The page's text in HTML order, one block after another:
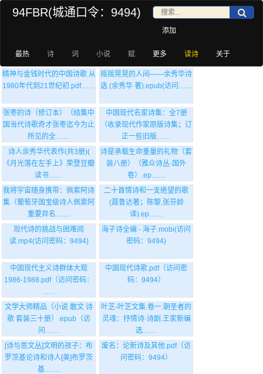
94FBR(城通口令：9494)
添加
最热 诗 词 小说 赋 更多 读诗 关于
精神与金钱时代的中国诗歌 从
1980年代到21世纪初.pdf……
摇摇晃晃的人间——余秀华诗
选 (余秀华 著).epub(访问……
张枣的诗（修订本）（结集中
国当代诗歌奇才张枣迄今为止
所见的全……
中国现代名家诗集：全7册
（收录现代作家原版诗集；订
正一些旧版……
诗人余秀华代表作(共3册)(
《月光落在左手上》荣登豆瓣
读书……
诗是承载生命重量的礼物（套
装八册）（雅众诗丛·国外
卷）.ep……
我将宇宙随身携带：佩索阿诗
集（葡萄牙国宝级诗人佩索阿
重要异名……
二十首情诗和一支绝望的歌
(聂鲁达著；陈黎,张芬龄
译).ep……
现代诗的挑战与困难阅
读.mp4(访问密码：9494)
海子诗全编 - 海子.mobi(访问
密码：9494)
中国现代主义诗群体大观
1986-1988.pdf（访问密码：
……
中国现代诗歌.pdf（访问密
码：9494）
文学大师精品（小说 散文 诗
歌 套装三十册）.epub（访
问……
叶芝-叶芝文集.卷一.朝圣者的
灵魂：抒情诗·诗剧.王家新编
选……
[诗与思文丛]文明的孩子：布
罗茨基论诗和诗人[美]布罗茨
基.……
废名：论新诗及其他.pdf（访
问密码：9494）